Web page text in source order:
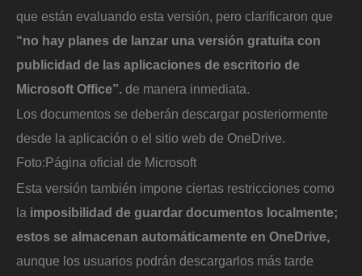
que están evaluando esta versión, pero clarificaron que
“no hay planes de lanzar una versión gratuita con
publicidad de las aplicaciones de escritorio de
Microsoft Office”. de manera inmediata.
Los documentos se deberán descargar posteriormente
desde la aplicación o el sitio web de OneDrive.
Foto:Página oficial de Microsoft
Esta versión también impone ciertas restricciones como
la imposibilidad de guardar documentos localmente;
estos se almacenan automáticamente en OneDrive,
aunque los usuarios podrán descargarlos más tarde